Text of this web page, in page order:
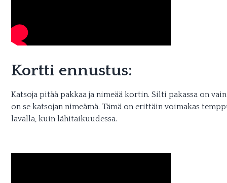
Kortti ennustus:
Katsoja pitää pakkaa ja nimeää kortin. Silti pakassa on
on se katsojan nimeämä. Tämä on erittäin voimakas
lavalla, kuin lähitaikuudessa.